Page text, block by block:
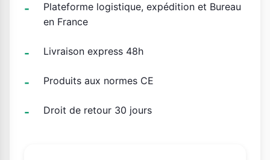
Plateforme logistique, expédition et Bureau
en France
Livraison express 48h
Produits aux normes CE
Droit de retour 30 jours